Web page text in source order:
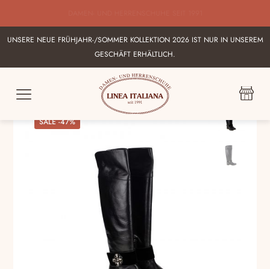
KARLSRUHE
UNSERE NEUE FRÜHJAHR-/SOMMER KOLLEKTION 2026 IST NUR IN UNSEREM
GESCHÄFT ERHÄLTLICH.
SALE -47%